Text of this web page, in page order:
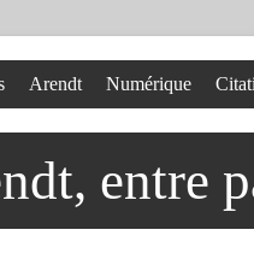
entre
Arendt Numérique